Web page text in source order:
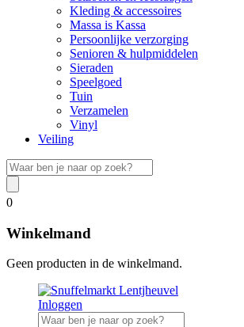
Kleding & accessoires
Massa is Kassa
Persoonlijke verzorging
Senioren & hulpmiddelen
Sieraden
Speelgoed
Tuin
Verzamelen
Vinyl
Veiling
0
Winkelmand
Geen producten in de winkelmand.
Inloggen